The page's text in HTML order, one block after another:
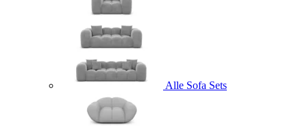
Alle Sofa Sets